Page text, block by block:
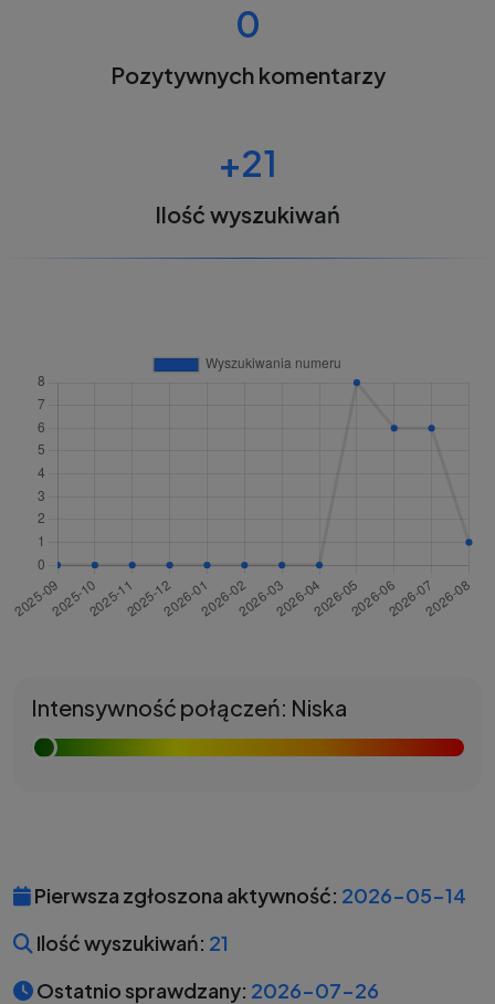
0
Pozytywnych komentarzy
+21
Ilość wyszukiwań
Intensywność połączeń: Niska
Pierwsza zgłoszona aktywność: 2026-05-14
Ilość wyszukiwań: 21
Ostatnio sprawdzany: 2026-07-26